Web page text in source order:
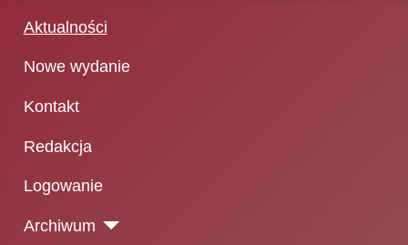
Aktualności
Nowe wydanie
Kontakt
Redakcja
Logowanie
Archiwum